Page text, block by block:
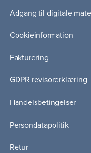
Adgang til digitale
Cookieinformation
Fakturering
GDPR revisorerklæring
Handelsbetingelser
Persondatapolitik
Retur